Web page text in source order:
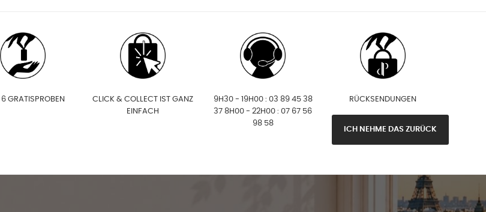
GRATISPROBEN
CLICK & COLLECT IST GANZ
EINFACH
9H30 - 19H00 : 03 89 45 38
37 8H00 - 22H00 : 07 67 56
98 58
RÜCKSENDUNGEN
ICH NEHME DAS ZURÜCK